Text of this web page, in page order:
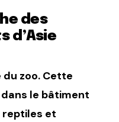
des
d’Asie
zoo. Cette
le bâtiment
reptiles et